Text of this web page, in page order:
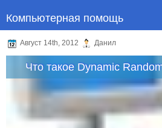
Компьютерная помощь
Август 14th, 2012 Данил
Что такое Dynamic